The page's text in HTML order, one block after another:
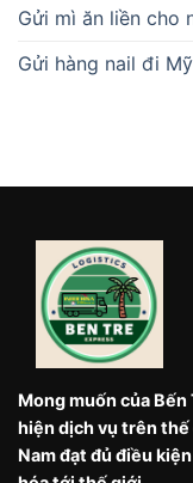
Gửi mì ăn liền cho
Gửi hàng nail đi
Mong muốn của
hiện dịch vụ trên thế
Nam đạt đủ điều